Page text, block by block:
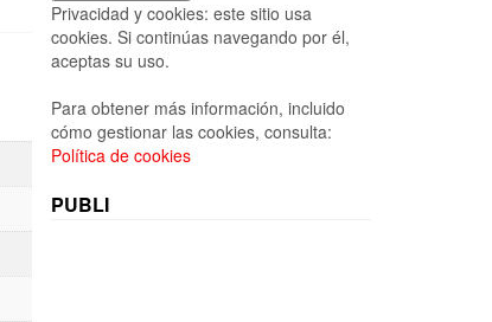
Privacidad y cookies: este sitio usa
cookies. Si continúas navegando por él,
aceptas su uso.
Para obtener más información, incluido
cómo gestionar las cookies, consulta:
Política de cookies
PUBLI